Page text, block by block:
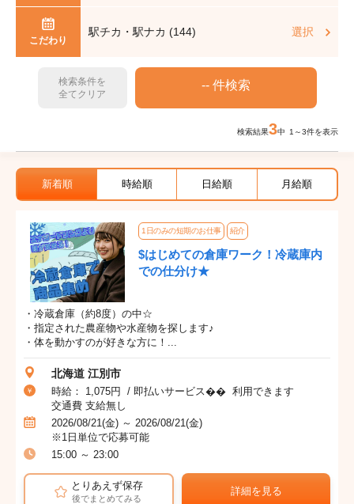
こだわり
駅チカ・駅ナカ (144) 選択
検索条件を
全てクリア
検索結果3中 1～3件を表示
新着順 時給順 日給順 月給順
1日のみの短期のお仕事 紹介
$はじめての倉庫ワーク！冷蔵庫内
での仕分け★
・冷蔵倉庫（約8度）の中☆
・指定された農産物や水産物を探します♪
・体を動かすのが好きな方に！...
北海道 江別市
時給： 1,075円 / 即払いサービス�� 利用できます
交通費 支給無し
2026/08/21(金) ～ 2026/08/21(金)
※1日単位で応募可能
15:00 ～ 23:00
とりあえず保存
後でまとめてみる
詳細を見る